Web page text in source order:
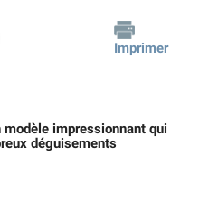
Imprimer
impressionnant qui
déguisements